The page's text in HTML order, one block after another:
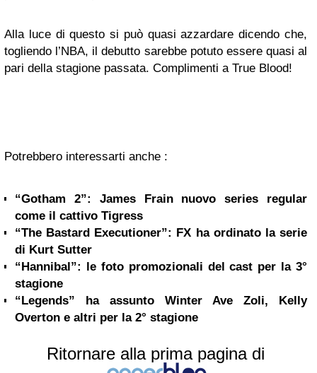
Alla luce di questo si può quasi azzardare dicendo che,
togliendo l’NBA, il debutto sarebbe potuto essere quasi al
pari della stagione passata. Complimenti a True Blood!
Potrebbero interessarti anche :
“Gotham 2”: James Frain nuovo series regular
come il cattivo Tigress
“The Bastard Executioner”: FX ha ordinato la serie
di Kurt Sutter
“Hannibal”: le foto promozionali del cast per la 3°
stagione
“Legends” ha assunto Winter Ave Zoli, Kelly
Overton e altri per la 2° stagione
Ritornare alla prima pagina di